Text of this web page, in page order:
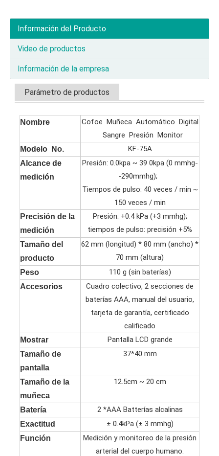
Información del Producto
Video de productos
Información de la empresa
Parámetro de productos
Nombre
Cofoe Muñeca Automático Digital
Sangre Presión Monitor
Modelo No. KF-75A
Alcance de
medición
Presión: 0.0kpa ~ 39 0kpa (0 mmhg-
-290mmhg);
Tiempos de pulso: 40 veces / min ~
150 veces / min
Precisión de la
medición
Presión: +0.4 kPa (+3 mmhg);
tiempos de pulso: precisión +5%
Tamaño del
producto
62 mm (longitud) * 80 mm (ancho) *
70 mm (altura)
Peso 110 g (sin baterías)
Accesorios
Cuadro colectivo, 2 secciones de
baterías AAA, manual del usuario,
tarjeta de garantía, certificado
calificado
Mostrar Pantalla LCD grande
Tamaño de
pantalla
37*40 mm
Tamaño de la
muñeca
12.5cm ~ 20 cm
Batería 2 *AAA Batterías alcalinas
Exactitud ± 0.4kPa (± 3 mmhg)
Función
Medición y monitoreo de la presión
arterial del cuerpo humano.